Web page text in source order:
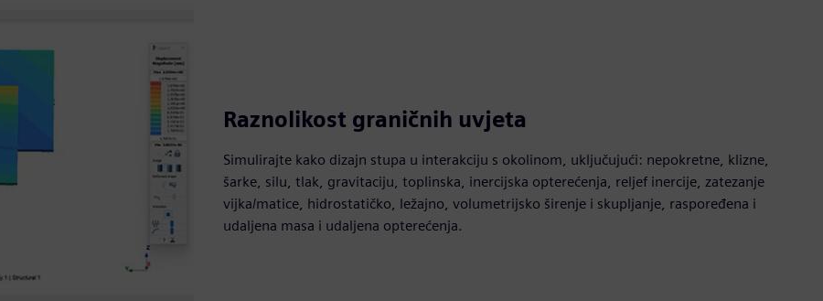
Raznolikost graničnih uvjeta
Simulirajte kako dizajn stupa u interakciju s okolinom, uključujući: nepokretne, klizne,
šarke, silu, tlak, gravitaciju, toplinska, inercijska opterećenja, reljef inercije, zatezanje
vijka/matice, hidrostatičko, ležajno, volumetrijsko širenje i skupljanje, raspoređena i
udaljena masa i udaljena opterećenja.